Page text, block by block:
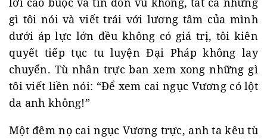
gì tôi nói và viết trái với lương tâm của mình
dưới áp lực lớn đều không có giá trị, tôi kiên
quyết tiếp tục tu luyện Đại Pháp không lay
chuyển. Tù nhân trực ban xem xong những gì
tôi viết liền nói: “Để xem cai ngục Vương có lột
da anh không!”
Một đêm nọ cai ngục Vương trực, anh ta kêu tù